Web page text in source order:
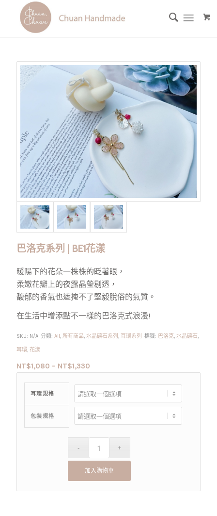
巴洛克系列 | BE1花漾
暖陽下的花朵一株株的眨著眼，
柔嫩花瓣上的夜露晶瑩剔透，
馥郁的香氣也遮掩不了堅毅脫俗的氣質。
在生活中增添點不一樣的巴洛克式浪漫!
SKU: N/A 分類: All, 所有商品, 水晶礦石系列 , 耳環系列 標籤: 巴洛克, 水晶礦石,
耳環, 花漾
NT$1,080 – NT$1,330
耳環規格
包裝規格
加入購物車